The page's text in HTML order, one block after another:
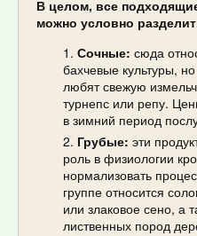
В целом, все
можно условно
Сочные: сюда
бахчевые культуры,
любят свежую
турнепс или репу.
в зимний период
Грубые: эти
роль в физиологии
нормализовать
группе относится
или злаковое сено, а
лиственных пород